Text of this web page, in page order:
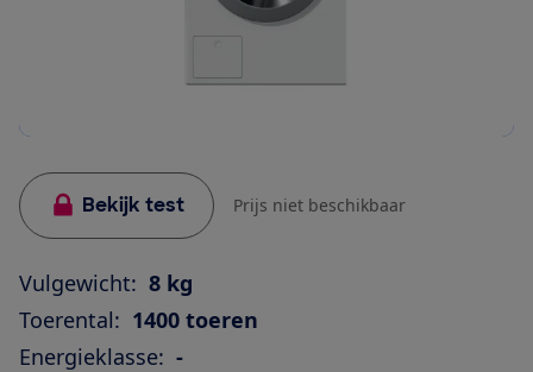
Bekijk test Prijs niet beschikbaar
Vulgewicht: 8 kg
Toerental: 1400 toeren
Energieklasse: -